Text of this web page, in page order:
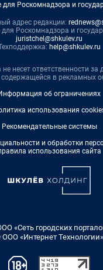
Роскомнадзора и
адрес редакции:
Роскомнадзора и
juristchel@shkulev.ru
help@shkulev.ru
несет ответственности за
в рекламных
об ограничениях
использования
Рекомендательные системы
и обработки
использования сайта
«Сеть городских
«Интернет Технологии»